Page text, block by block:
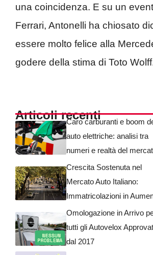
una coincidenza. E su un
Ferrari, Antonelli ha chiosato
essere molto felice alla
godere della stima di Toto
Articoli recentiCaro carburanti e boom
auto elettriche: analisi tra
numeri e realtà del
Crescita Sostenuta nel
Mercato Auto Italiano:
Immatricolazioni in
Omologazione in Arrivo
tutti gli Autovelox
dal 2017